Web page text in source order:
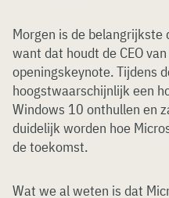
Morgen is de
want dat houdt de CEO
openingskeynote. Tijdens
hoogstwaarschijnlijk een
Windows 10 onthullen en
duidelijk worden hoe
de toekomst.
Wat we al weten is dat